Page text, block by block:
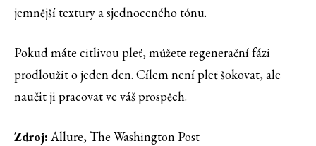
jemnější textury a sjednoceného tónu.
Pokud máte citlivou pleť, můžete regenerační fázi
prodloužit o jeden den. Cílem není pleť šokovat, ale
naučit ji pracovat ve váš prospěch.
Zdroj: Allure, The Washington Post